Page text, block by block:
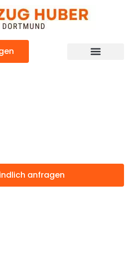
anfragen